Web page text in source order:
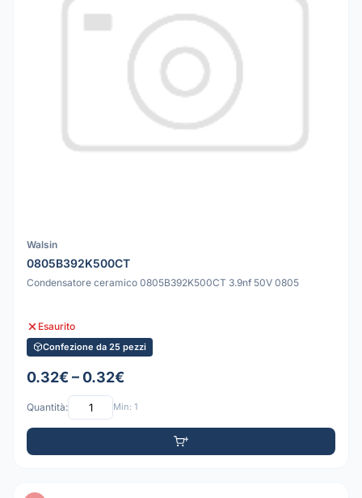
Walsin
0805B392K500CT
Condensatore ceramico 0805B392K500CT 3.9nf 50V 0805
Esaurito
Confezione da 25 pezzi
0.32€ – 0.32€
Quantità: Min: 1